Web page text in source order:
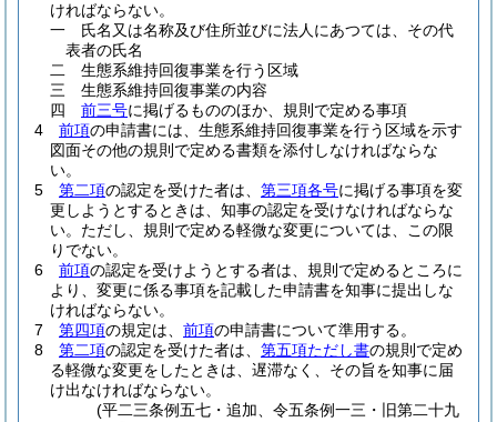
ければならない。
一
氏名又は名称及び住所並びに法人にあつては、その代
表者の氏名
二
生態系維持回復事業を行う区域
三
生態系維持回復事業の内容
四
前三号に掲げるもののほか、規則で定める事項
4
前項の申請書には、生態系維持回復事業を行う区域を示す
図面その他の規則で定める書類を添付しなければならな
い。
5
第二項の認定を受けた者は、 第三項各号に掲げる事項を変
更しようとするときは、知事の認定を受けなければならな
い。 ただし、規則で定める軽微な変更については、この限
りでない。
6
前項の認定を受けようとする者は、規則で定めるところに
より、変更に係る事項を記載した申請書を知事に提出しな
ければならない。
7
第四項の規定は、 前項の申請書について準用する。
8
第二項の認定を受けた者は、 第五項ただし書の規則で定め
る軽微な変更をしたときは、遅滞なく、その旨を知事に届
け出なければならない。
(平二三条例五七・追加、令五条例一三・旧第二十九